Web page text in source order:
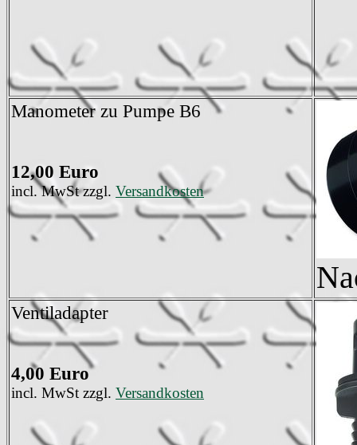
Manometer zu Pumpe B6
12,00 Euro
incl. MwSt zzgl. Versandkosten
Ventiladapter
4,00 Euro
incl. MwSt zzgl. Versandkosten